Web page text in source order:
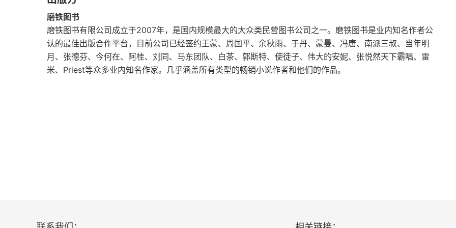
钢铁之人——斯大林
轮椅上的巨人——罗斯福
自由法国斗士——戴高乐
沙漠之狐——隆美尔
磨铁图书
磨铁图书有限公司成立于2007年，是国内规模最大的大众类民营图书公司之一。磨铁图书是业内知名作者公
认的最佳出版合作平台，目前公司已经签约王蒙、周国平、余秋雨、于丹、蒙曼、冯唐、南派三叔、当年明
月、张德芬、今何在、阿桂、刘同、马东团队、白茶、郭斯特、使徒子、伟大的安妮、张悦然天下霸唱、雷
米、Priest等众多业内知名作家。几乎涵盖所有类型的畅销小说作者和他们的作品。